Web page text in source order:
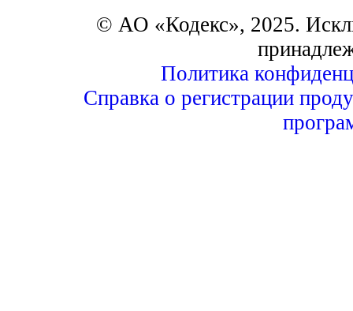
© АО «Кодекс», 2025.
Политика
Справка о регистрации